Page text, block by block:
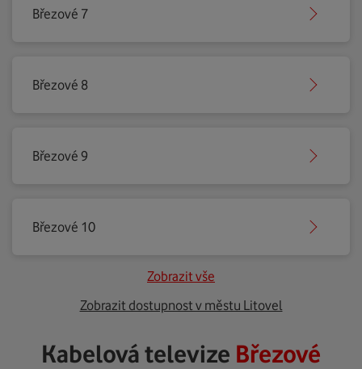
Březové 7
Březové 8
Březové 9
Březové 10
Zobrazit vše
Zobrazit dostupnost v městu Litovel
Kabelová televize Březové